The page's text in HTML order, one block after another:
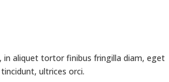
in aliquet tortor finibus fringilla diam, eget
ultrices orci.